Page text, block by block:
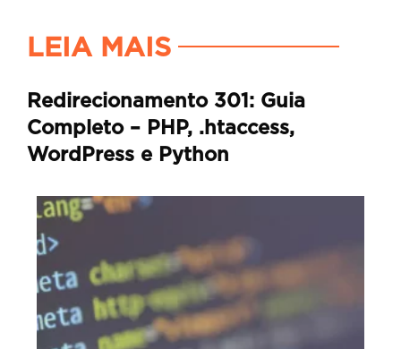
LEIA MAIS
Redirecionamento 301: Guia
Completo – PHP, .htaccess,
WordPress e Python